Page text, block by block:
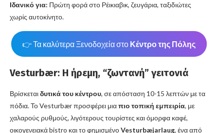
Ιδανικό για: Πρώτη φορά στο Ρέικιαβικ, ζευγάρια, ταξιδιώτες
χωρίς αυτοκίνητο.
👉 Τα καλύτερα Ξενοδοχεία στο Κέντρο της Πόλης
Vesturbær: Η ήρεμη, “ζωντανή” γειτονιά
Βρίσκεταιδυτικά του κέντρου, σε απόσταση 10-15 λεπτών με τα
πόδια. Το Vesturbær προσφέρει μιαπιο τοπική εμπειρία, με
χαλαρούς ρυθμούς, λιγότερους τουρίστες και όμορφα καφέ,
οικογενειακά bistro και το φημισμένοVesturbæjarlaug, ένα από